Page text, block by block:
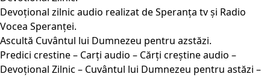
Devoțional zilnic audio realizat de Speranța tv și Radio
Vocea Speranței.
Ascultă Cuvântul lui Dumnezeu pentru azstăzi.
Predici crestine – Carți audio – Cărți creștine audio –
Devoțional Zilnic – Cuvântul lui Dumnezeu pentru astăzi –